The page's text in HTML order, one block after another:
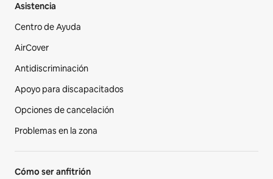
Asistencia
Centro de Ayuda
AirCover
Antidiscriminación
Apoyo para discapacitados
Opciones de cancelación
Problemas en la zona
Cómo ser anfitrión